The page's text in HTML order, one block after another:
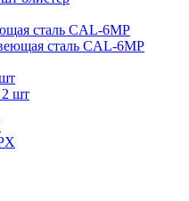
сталь CAL-6MP